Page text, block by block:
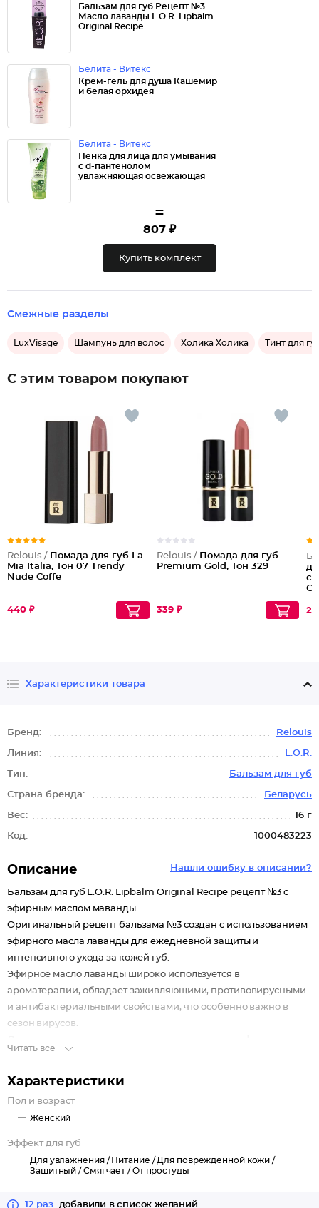
Бальзам для губ Рецепт №3
Масло лаванды L.O.R. Lipbalm
Original Recipe
Белита - Витекс
Крем-гель для душа Кашемир
и белая орхидея
Белита - Витекс
Пенка для лица для умывания
с d-пантенолом
увлажняющая освежающая
=
807 ₽
Купить комплект
Смежные разделы
LuxVisage Шампунь для волос Холика Холика Тинт для
С этим товаром покупают
Relouis / Помада для губ La
Mia Italia, Тон 07 Trendy
Nude Coffe
440 ₽
Relouis / Помада для губ
Premium Gold, Тон 329
339 ₽
Характеристики товара
Бренд: Relouis
Линия: L.O.R.
Тип: Бальзам для губ
Страна бренда: Беларусь
Вес: 16 г
Код: 1000483223
Нашли ошибку в описании?
Описание
Бальзам для губ L.O.R. Lipbalm Original Recipe рецепт №3 с
эфирным маслом маванды.
Оригинальный рецепт бальзама №3 создан с использованием
эфирного масла лаванды для ежедневной защиты и
интенсивного ухода за кожей губ.
Эфирное масло лаванды широко используется в
ароматерапии, обладает заживляющими, противовирусными
и антибактериальными свойствами, что особенно важно в
сезон вирусов.
придаточных пазух носа, бронхит, коклюш, ларингит и
тонзиллит. Регулярное использование эфирного масла
лаванды обеспечивает устойчивость к различным
заболеваниям.
По результатам исследований*3:
На 85% подавляет вирус гриппа типа A (H1N1) при 0,31%
(устойчивыми к антибиотикам) и грибами
Читать все
Характеристики
Пол и возраст
Женский
Эффект для губ
Для увлажнения / Питание /Для поврежденной кожи /
Защитный /Смягчает /От простуды
12 раз добавили в список желаний